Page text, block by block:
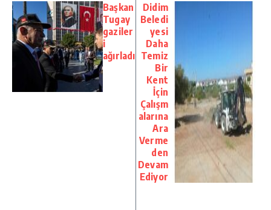
Başkan
Tugay
gaziler
i
ağırladı
Didim
Beledi
yesi
Daha
Temiz
Bir
Kent
İçin
Çalışm
alarına
Ara
Verme
den
Devam
Ediyor